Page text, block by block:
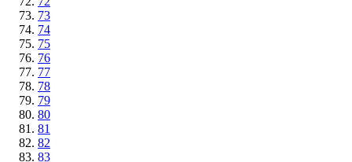
73
74
75
76
77
78
79
80
81
82
83